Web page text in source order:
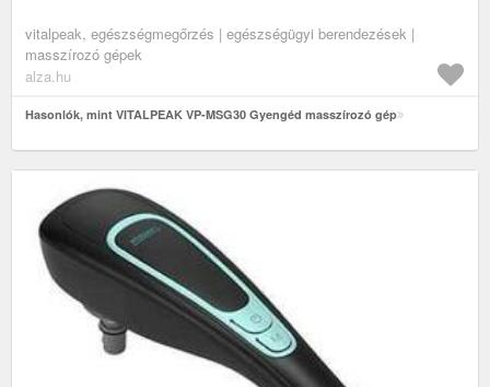
vitalpeak, egészségmegőrzés | egészségügyi berendezések |
masszírozó gépek
alza.hu
Hasonlók, mint VITALPEAK VP-MSG30 Gyengéd masszírozó gép